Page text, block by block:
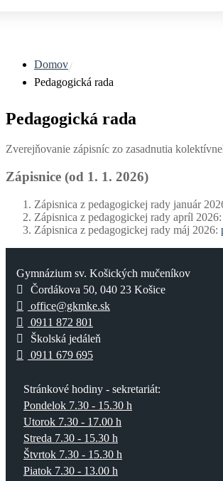
Domov
Pedagogická rada
Pedagogická rada
Zverejňovanie zápisníc zo zasadnutia
Zápisnice (od 1. 1. 2026)
Zápisnica z pedagogickej rady január
Zápisnica z pedagogickej rady apríl 2026:
Zápisnica z pedagogickej rady máj 2026:
Gymnázium sv. Košických mučeníkov
Čordákova 50, 040 23 Košice
office@gkmke.sk
0911 872 801
Školská jedáleň
0911 679 695
Stránkové hodiny - sekretariát:
Pondelok 7.30 - 15.30 h
Utorok 7.30 - 17.00 h
Streda 7.30 - 15.30 h
Štvrtok 7.30 - 15.30 h
Piatok 7.30 - 13.00 h